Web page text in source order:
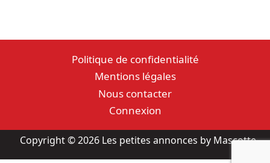
Politique de confidentialité
Mentions légales
Nous contacter
Connexion
Copyright © 2026 Les petites annonces by Mascotte